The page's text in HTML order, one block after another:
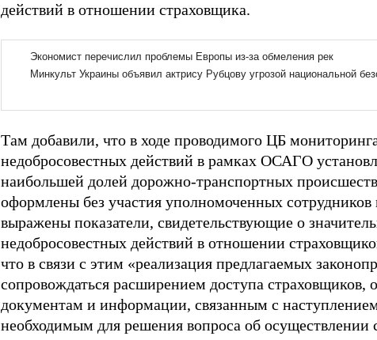
действий в отношении страховщика.
Там добавили, что в ходе проводимого ЦБ
недобросовестных действий в рамках ОСАГО
наибольшей долей дорожно-транспортных
оформлены без участия уполномоченных
выражены показатели, свидетельствующие о
недобросовестных действий в отношении
что в связи с этим «реализация предлагаемых
сопровождаться расширением доступа
документам и информации, связанным с наступлением
необходимым для решения вопроса об осуществлении